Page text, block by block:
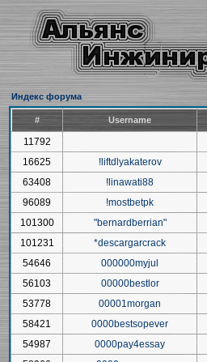
Индекс форума
# Username
11792
16625
!liftdlyakaterov
63408
!linawati88
96089
!mostbetpk
101300
"bernardberrian"
101231
*descargarcrack
54646
000000myjul
56103
00000bestlor
53778
00001morgan
58421
0000bestsopever
54987
0000pay4essay